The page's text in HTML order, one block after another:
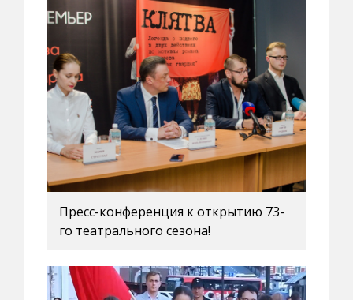
Пресс-конференция к открытию 73-
го театрального сезона!